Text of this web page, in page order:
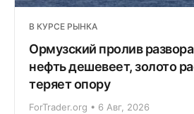
В КУРСЕ РЫНКА
Ормузский пролив
нефть дешевеет, золото
теряет опору
ForTrader.org • 6 Авг, 2026